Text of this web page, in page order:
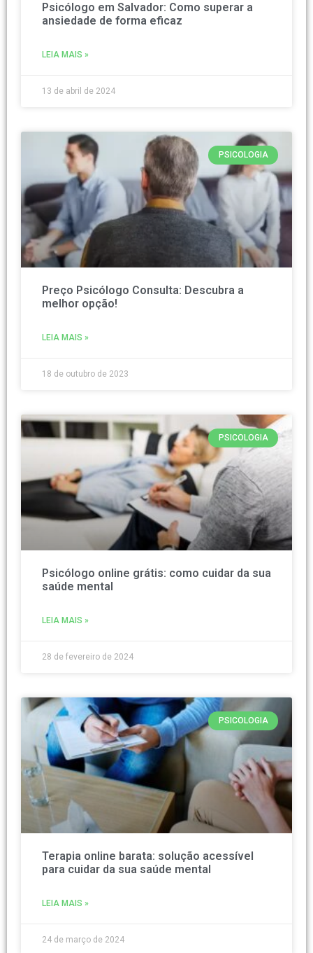
Psicólogo em Salvador: Como superar a
ansiedade de forma eficaz
LEIA MAIS »
13 de abril de 2024
PSICOLOGIA
Preço Psicólogo Consulta: Descubra a
melhor opção!
LEIA MAIS »
18 de outubro de 2023
PSICOLOGIA
Psicólogo online grátis: como cuidar da sua
saúde mental
LEIA MAIS »
28 de fevereiro de 2024
PSICOLOGIA
Terapia online barata: solução acessível
para cuidar da sua saúde mental
LEIA MAIS »
24 de março de 2024